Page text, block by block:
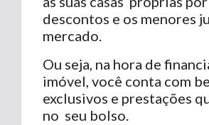
descontos e os menores
mercado.
Ou seja, na hora de
imóvel, você conta com
exclusivos e prestações
no seu bolso.